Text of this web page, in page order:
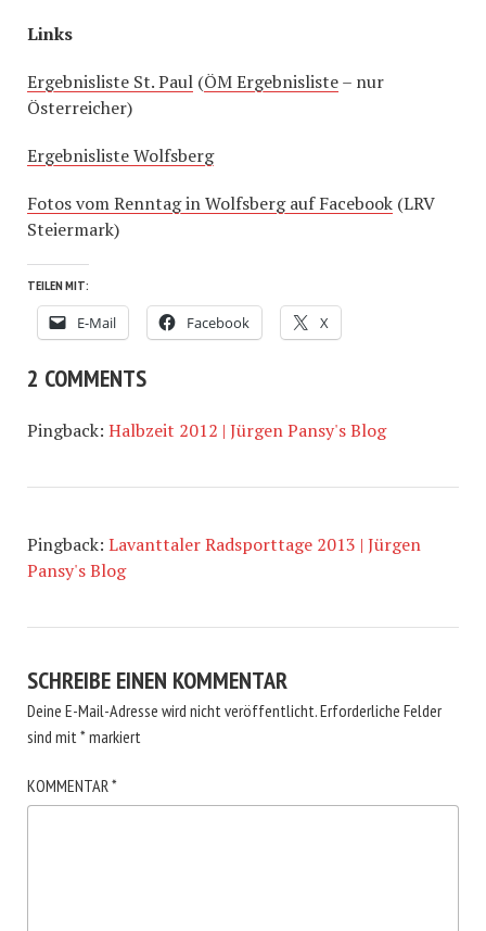
Links
Ergebnisliste St. Paul (ÖM Ergebnisliste– nur
Österreicher)
Ergebnisliste Wolfsberg
Fotos vom Renntag in Wolfsberg auf Facebook (LRV
Steiermark)
TEILEN MIT:
E-Mail Facebook X
2 COMMENTS
Pingback: Halbzeit 2012 | Jürgen Pansy's Blog
Pingback: Lavanttaler Radsporttage 2013 | Jürgen
Pansy's Blog
SCHREIBE EINEN KOMMENTAR
Deine E-Mail-Adresse wird nicht veröffentlicht.Erforderliche Felder
sind mit*markiert
KOMMENTAR*